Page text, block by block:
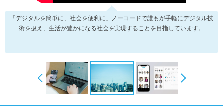
「デジタルを簡単に、社会を便利に」ノーコードで誰もが手軽にデジタル技
術を扱え、生活が豊かになる社会を実現することを目指しています。